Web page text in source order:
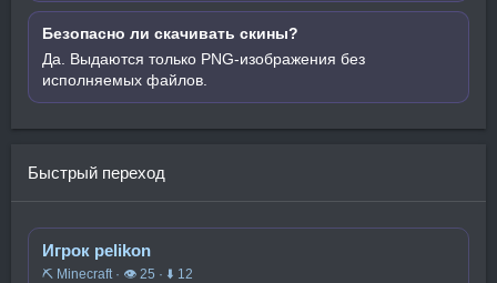
Безопасно ли скачивать скины?
Да. Выдаются только PNG-изображения без
исполняемых файлов.
Быстрый переход
Игрок pelikon
⛏️ Minecraft · 👁 25 · ⬇ 12